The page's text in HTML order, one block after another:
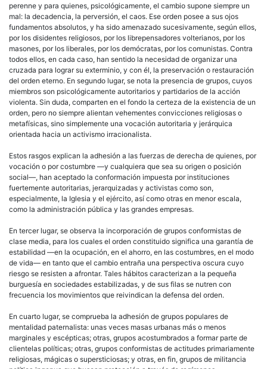
perenne y para quienes, psicológicamente, el cambio supone siempre un
mal: la decadencia, la perversión, el caos. Ese orden posee a sus ojos
fundamentos absolutos, y ha sido amenazado sucesivamente, según ellos,
por los disidentes religiosos, por los librepensadores volterianos, por los
masones, por los liberales, por los demócratas, por los comunistas. Contra
todos ellos, en cada caso, han sentido la necesidad de organizar una
cruzada para lograr su exterminio, y con él, la preservación o restauración
del orden eterno. En segundo lugar, se nota la presencia de grupos, cuyos
miembros son psicológicamente autoritarios y partidarios de la acción
violenta. Sin duda, comparten en el fondo la certeza de la existencia de un
orden, pero no siempre alientan vehementes convicciones religiosas o
metafísicas, sino simplemente una vocación autoritaria y jerárquica
orientada hacia un activismo irracionalista.
Estos rasgos explican la adhesión a las fuerzas de derecha de quienes, por
vocación o por costumbre —y cualquiera que sea su origen o posición
social—, han aceptado la conformación impuesta por instituciones
fuertemente autoritarias, jerarquizadas y activistas como son,
especialmente, la Iglesia y el ejército, así como otras en menor escala,
como la administración pública y las grandes empresas.
En tercer lugar, se observa la incorporación de grupos conformistas de
clase media, para los cuales el orden constituido significa una garantía de
estabilidad —en la ocupación, en el ahorro, en las costumbres, en el modo
de vida— en tanto que el cambio entraña una perspectiva oscura cuyo
riesgo se resisten a afrontar. Tales hábitos caracterizan a la pequeña
burguesía en sociedades estabilizadas, y de sus filas se nutren con
frecuencia los movimientos que reivindican la defensa del orden.
En cuarto lugar, se comprueba la adhesión de grupos populares de
mentalidad paternalista: unas veces masas urbanas más o menos
marginales y escépticas; otras, grupos acostumbrados a formar parte de
clientelas políticas; otras, grupos conformistas de actitudes primariamente
religiosas, mágicas o supersticiosas; y otras, en fin, grupos de militancia